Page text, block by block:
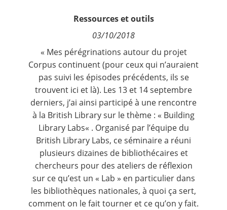
Qui sommes nous ?
Contact
Nous suivre
Ressources et outils
03/10/2018
« Mes pérégrinations autour du projet
Corpus continuent (pour ceux qui n’auraient
pas suivi les épisodes précédents, ils se
trouvent ici et là). Les 13 et 14 septembre
derniers, j’ai ainsi participé à une rencontre
à la British Library sur le thème : « Building
Library Labs« . Organisé par l’équipe du
British Library Labs, ce séminaire a réuni
plusieurs dizaines de bibliothécaires et
chercheurs pour des ateliers de réflexion
sur ce qu’est un « Lab » en particulier dans
les bibliothèques nationales, à quoi ça sert,
comment on le fait tourner et ce qu’on y fait.